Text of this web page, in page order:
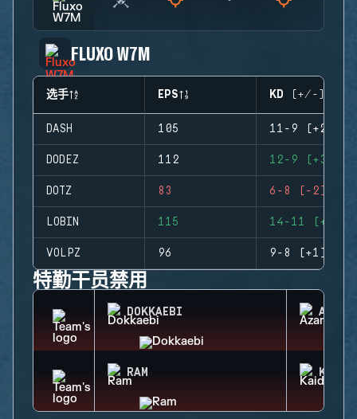
FLUXO W7M
选手 EPS KD (+/-)
DASH 105 11-9 (+2)
DODEZ 112 12-9 (+3)
DOTZ 83 6-8 (-2)
LOBIN 115 14-11 (+3)
VOLPZ 96 9-8 (+1)
特勤干员禁用
DOKKAEBI AZAMI
RAM KAID